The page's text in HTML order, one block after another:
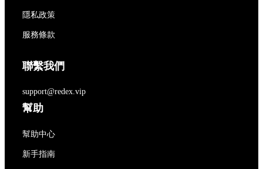
隱私政策
服務條款
聯繫我們
support@redex.vip
幫助
幫助中心
新手指南